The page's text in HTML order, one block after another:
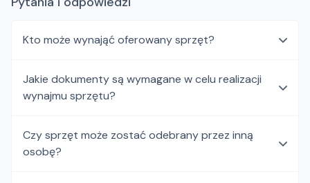
Kto może wynająć oferowany sprzęt?
Jakie dokumenty są wymagane w celu realizacji
wynajmu sprzętu?
Czy sprzęt może zostać odebrany przez inną
osobę?